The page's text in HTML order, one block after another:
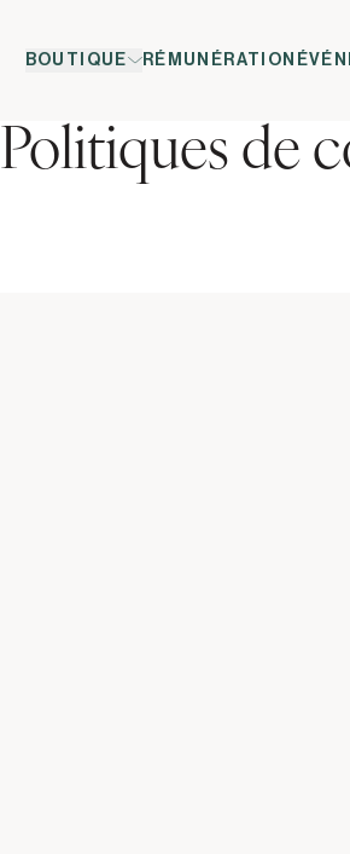
BOUTIQUE RÉMUNÉRATION
Politiques de